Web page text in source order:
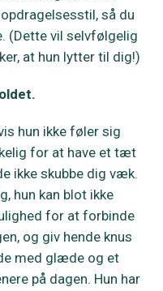
så du
(Dette vil selvfølgelig
at hun lytter til dig!)
hun ikke føler sig
for at have et tæt
ikke skubbe dig væk.
hun kan blot ikke
for at forbinde
og giv hende knus
med glæde og et
på dagen. Hun har